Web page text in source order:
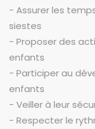
- Assurer les
siestes
- Proposer des
enfants
- Participer au
enfants
- Veiller à leur
- Respecter le